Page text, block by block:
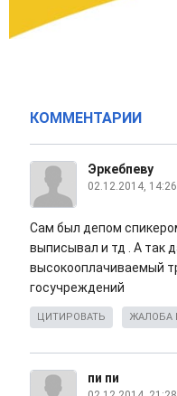
КОММЕНТАРИИ
Эркебпеву
02.12.2014, 14:26
Сам был депом
выписывал и тд . А так
высокооплачиваемый
госучреждений
ЦИТИРОВАТЬ ЖАЛОБА
пи пи